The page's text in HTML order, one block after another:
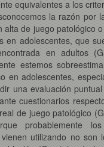
equivalentes a los
la razón por
alta de juego patológico
en adolescentes, que
en adultos
estemos
en adolescentes,
una evaluación
cuestionarios
de juego patológico
probablemente
utilizando no son